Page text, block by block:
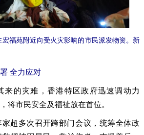
福苑附近向受火灾影响的市民派发物资。新
全力应对
的灾难，香港特区政府迅速调动力
将市民安全及福祉放在首位。
多次召开跨部门会议，统筹全体政